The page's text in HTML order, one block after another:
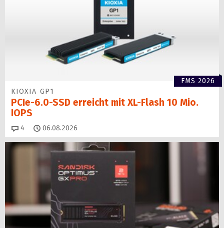
FMS 2026
KIOXIA GP1
PCIe-6.0-SSD erreicht mit XL-Flash 10 Mio.
IOPS
4 Kommentare
06.08.2026